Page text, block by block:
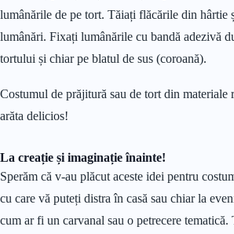
lumânările de pe tort. Tăiați flăcările din hârtie
lumânări. Fixați lumânările cu bandă adezivă
tortului și chiar pe blatul de sus (coroană).
Costumul de prăjitură sau de tort din materiale
arăta delicios!
La creație și imaginație înainte!
Sperăm că v-au plăcut aceste idei pentru
cu care vă puteți distra în casă sau chiar la
cum ar fi un carvanal sau o petrecere tematică.